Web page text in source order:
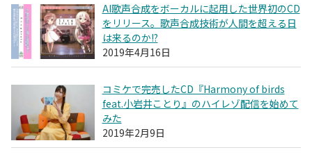
AI歌声合成をボーカルに起用した世界初のCD
をリリース。歌声合成技術が人間を超える日
は来るのか!?
2019年4月16日
コミケで完売したCD『Harmony of birds
feat.小岩井ことり』のハイレゾ配信を始めて
みた
2019年2月9日